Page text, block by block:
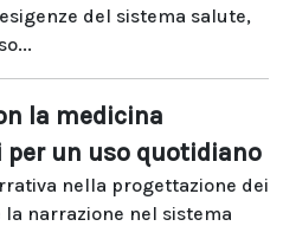
del sistema salute,
la medicina
un uso quotidiano
nella progettazione dei
narrazione nel sistema